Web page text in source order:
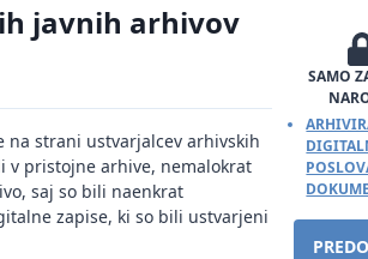
javnih arhivov
na strani ustvarjalcev arhivskih
v pristojne arhive, nemalokrat
saj so bili naenkrat
zapise, ki so bili ustvarjeni
SAMO